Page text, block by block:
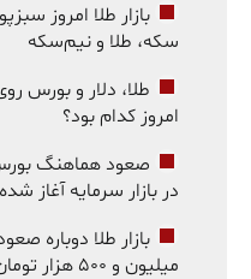
بازار طلا امروز
سکه، طلا و نیم‌سکه
طلا، دلار و بورس
امروز کدام بود؟
صعود هماهنگ
در بازار سرمایه آغاز
میلیون و ۵۰۰ هزار تومان شد